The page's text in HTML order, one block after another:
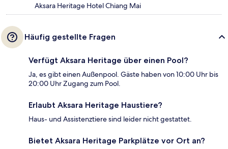
Aksara Heritage Hotel Chiang Mai
Häufig gestellte Fragen
Verfügt Aksara Heritage über einen Pool?
Ja, es gibt einen Außenpool. Gäste haben von 10:00 Uhr bis
20:00 Uhr Zugang zum Pool.
Erlaubt Aksara Heritage Haustiere?
Haus- und Assistenztiere sind leider nicht gestattet.
Bietet Aksara Heritage Parkplätze vor Ort an?